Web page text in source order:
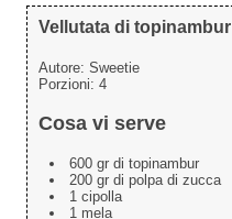
Vellutata di topinambur
Autore: Sweetie
Porzioni: 4
Cosa vi serve
600 gr di topinambur
200 gr di polpa di zucca
1 cipolla
1 mela